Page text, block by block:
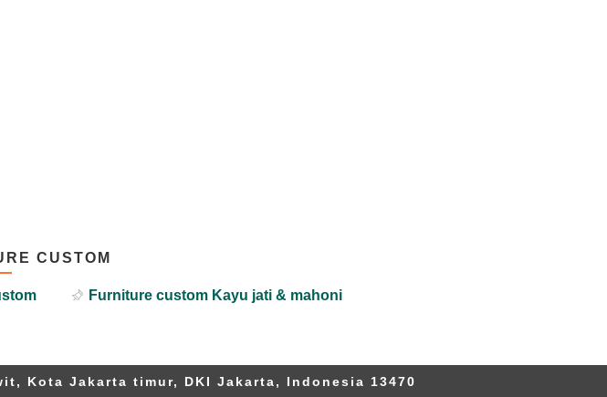
CUSTOM
Furniture custom Kayu jati & mahoni
Kota Jakarta timur, DKI Jakarta, Indonesia 13470